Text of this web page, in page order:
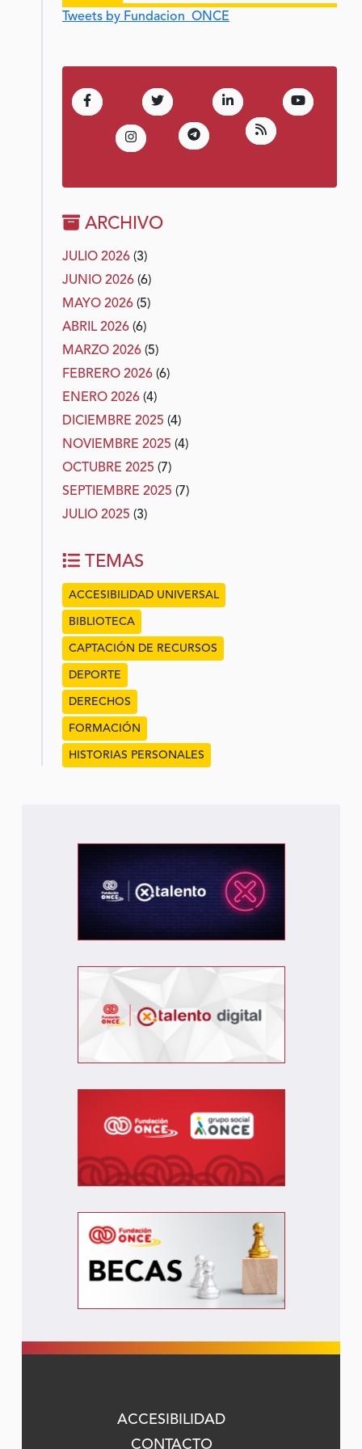
Tweets by Fundacion_ONCE
Facebook
(Abre en nueva ventana)
Twitter
(Abre en nueva ventana)
LinkedIn
(Abre en nuevaYoutube
(Abre en
Instagram
(Abre en nueva ventana)
Telegram
(Abre en nueva ventana)
RSS
(Abre en nueva
ARCHIVO
JULIO 2026 (3)
JUNIO 2026 (6)
MAYO 2026 (5)
ABRIL 2026 (6)
MARZO 2026 (5)
FEBRERO 2026 (6)
ENERO 2026 (4)
DICIEMBRE 2025 (4)
NOVIEMBRE 2025 (4)
OCTUBRE 2025 (7)
SEPTIEMBRE 2025 (7)
JULIO 2025 (3)
TEMAS
ACCESIBILIDAD UNIVERSAL
BIBLIOTECA
CAPTACIÓN DE RECURSOS
DEPORTE
DERECHOS
FORMACIÓN
HISTORIAS PERSONALES
ACCESIBILIDAD
CONTACTO